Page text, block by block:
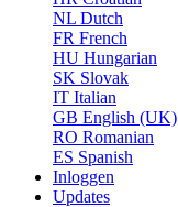
NL Dutch
FR French
HU Hungarian
SK Slovak
IT Italian
GB English (UK)
RO Romanian
ES Spanish
Inloggen
Updates